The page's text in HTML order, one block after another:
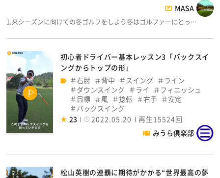
MASA
1.来シーズンに向けての冬ゴルフをしよう冬はゴルファーにとっ…
初心者ドライバー基本レッスン3「バックスイ
ングからトップの形」
右肘
背中 スイング
ライン
ダウンスイング
ライ
フィニッシュ
目標
風 捻転 右手
安定
バックスイング
23
2022.05.20
再生15524回
みうら倶楽部
松山英樹の連覇に期待がかかる“世界最高の夢